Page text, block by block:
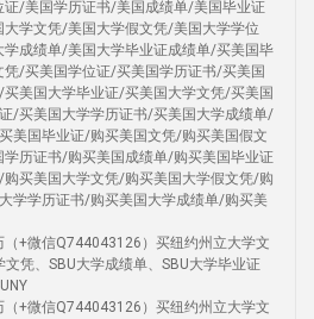
/美国学历证书/美国成绩单/美国毕业证
学文凭/美国大学假文凭/美国大学学位
成绩单/美国大学毕业证成绩单/买美国毕
/买美国学位证/买美国学历证书/买美国
美国大学毕业证/买美国大学文凭/买美国
/买美国大学学历证书/买美国大学成绩单/
美国毕业证/购买美国文凭/购买美国假文
历证书/购买美国成绩单/购买美国毕业证
买美国大学文凭/购买美国大学假文凭/购
学学历证书/购买美国大学成绩单/购买美
（+微信Q744043126）买纽约州立大学文
凭、SBU大学成绩单、SBU大学毕业证
（+微信Q744043126）买纽约州立大学文